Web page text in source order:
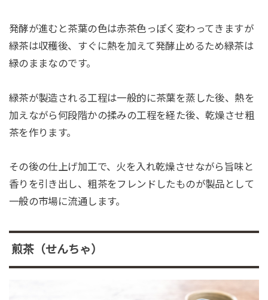
発酵が進むと茶葉の色は赤茶色っぽく変わってきますが
緑茶は収穫後、すぐに熱を加えて発酵止めるため緑茶は
緑のままなのです。
緑茶が製造される工程は一般的に茶葉を蒸した後、熱を
加えながら何段階かの揉みの工程を経た後、乾燥させ粗
茶を作ります。
その後の仕上げ加工で、火を入れ乾燥させながら旨味と
香りを引き出し、粗茶をフレンドしたものが製品として
一般の市場に流通します。
煎茶（せんちゃ）